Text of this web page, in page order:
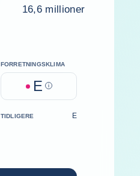
16,6 millioner
FORRETNINGSKLIMA
E Help
TIDLIGERE E